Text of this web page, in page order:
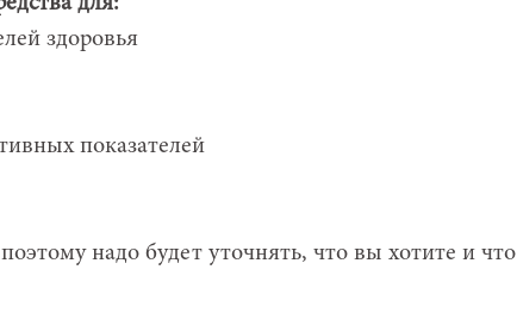
здоровья
показателей
надо будет уточнять, что вы хотите и что